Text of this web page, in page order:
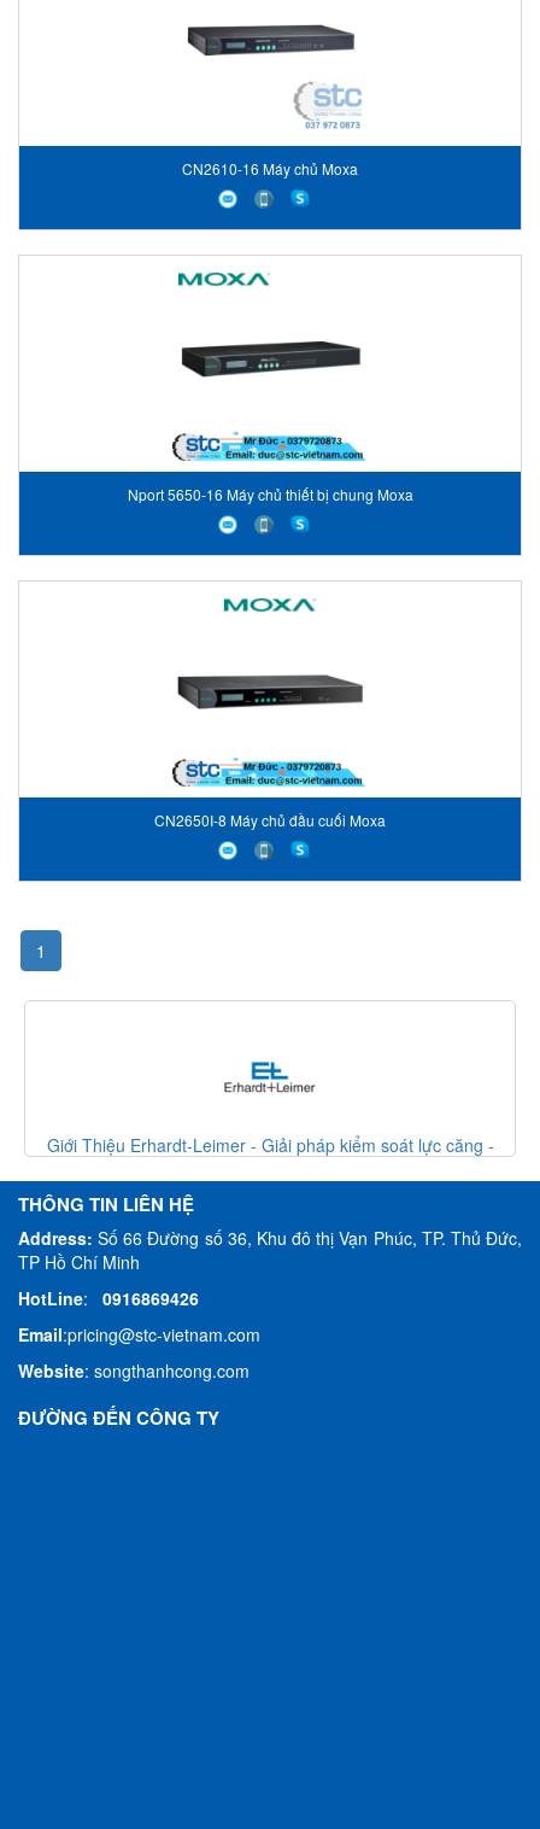
CN2610-16 Máy chủ Moxa
Nport 5650-16 Máy chủ thiết bị chung Moxa
CN2650I-8 Máy chủ đầu cuối Moxa
1
lực căng -
Giới Thiệu Erhardt-Leimer - Giải pháp kiểm soát
THÔNG TIN LIÊN HỆ
Address:Số 66 Đường số 36, Khu đô thị Vạn Phúc, TP. Thủ Đức,
TP Hồ Chí Minh
HotLine: 0916869426
Email:pricing@stc-vietnam.com
Website: songthanhcong.com
ĐƯỜNG ĐẾN CÔNG TY